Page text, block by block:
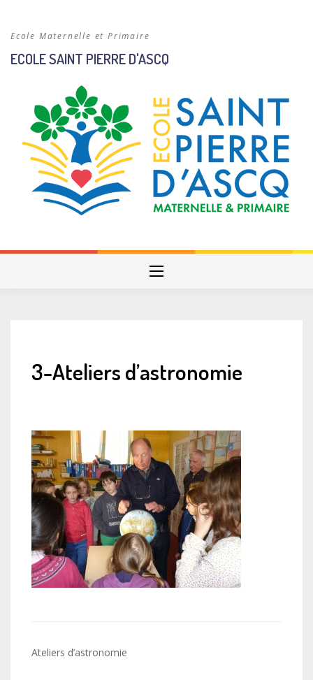
Ecole Maternelle et Primaire
ECOLE SAINT PIERRE D'ASCQ
3-Ateliers d’astronomie
Navigation
Ateliers d’astronomie